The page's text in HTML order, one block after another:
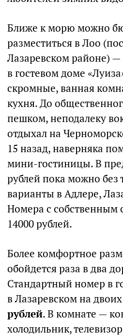
Ближе к морю можно
разместиться в Лоо
Лазаревском районе) —
в гостевом доме
скромные, ванная
кухня. До
пешком, неподалеку
отдыхал на
15 назад, наверняка
мини-гостиницы. В
рублей пока можно без
варианты в Адлере,
Номера с собственным
14000 рублей.
Более комфортное
обойдется раза в два
Стандартный номер в
в Лазаревском на
рублей. В комнате —
холодильник,